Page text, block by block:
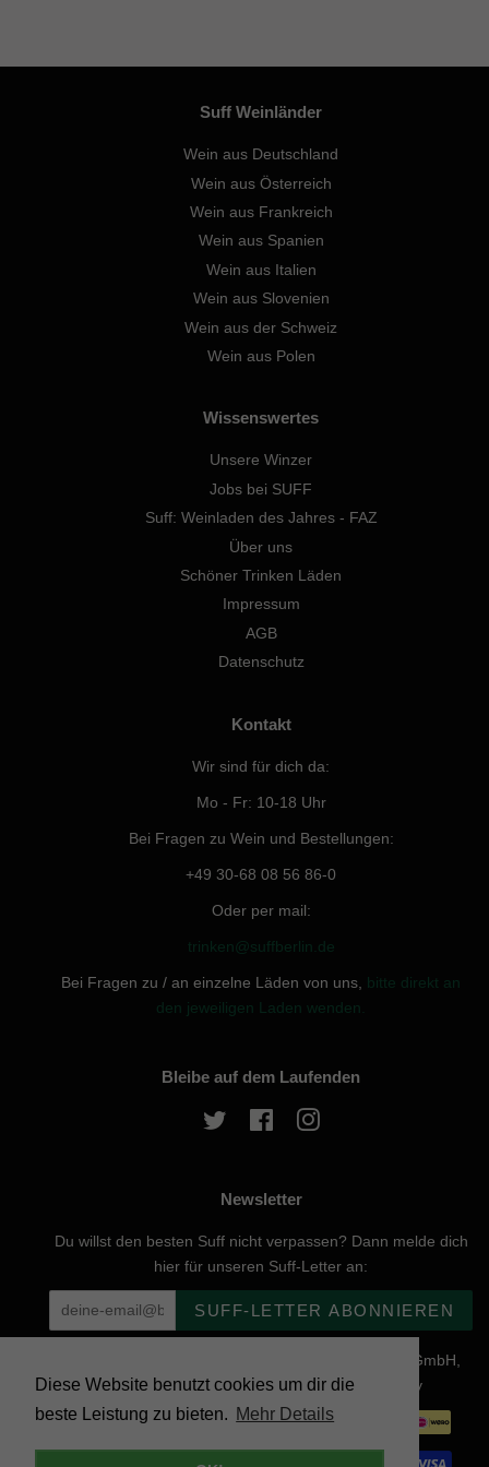
Diese Website benutzt cookies um dir die
beste Leistung zu bieten. Mehr Details
Suff Weinländer
Wein aus Deutschland
Wein aus Österreich
Wein aus Frankreich
Wein aus Spanien
Wein aus Italien
Wein aus Slovenien
Wein aus der Schweiz
Wein aus Polen
Wissenswertes
Unsere Winzer
Jobs bei SUFF
Suff: Weinladen des Jahres - FAZ
Über uns
Schöner Trinken Läden
Impressum
AGB
Datenschutz
Kontakt
Wir sind für dich da:
Mo - Fr: 10-18 Uhr
Bei Fragen zu Wein und Bestellungen:
+49 30-68 08 56 86-0
Oder per mail:
trinken@suffberlin.de
Bei Fragen zu / an einzelne Läden von uns, bitte direkt an
den jeweiligen Laden wenden.
Bleibe auf dem Laufenden
Twitter FacebookInstagram
Newsletter
Du willst den besten Suff nicht verpassen? Dann melde dich
hier für unseren Suff-Letter an:
SUFF-LETTER ABONNIEREN
Urheberrecht © 2026, website created by Naturgenuss GmbH,
Nobelstraße 20, 12057 Berlin - Powered by Shopify
Zahlungsarten